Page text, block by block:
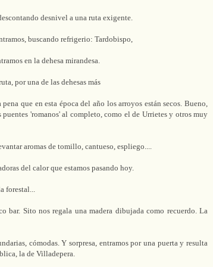
desnivel a una ruta exigente.
buscando refrigerio: Tardobispo,
en la dehesa mirandesa.
por una de las dehesas más
que en esta época del año los arroyos están secos. Bueno,
'romanos' al completo, como el de Urrietes y otros muy
aromas de tomillo, cantueso, espliego....
del calor que estamos pasando hoy.
forestal...
bar. Sito nos regala una madera dibujada como recuerdo. La
cómodas. Y sorpresa, entramos por una puerta y resulta
la de Villadepera.